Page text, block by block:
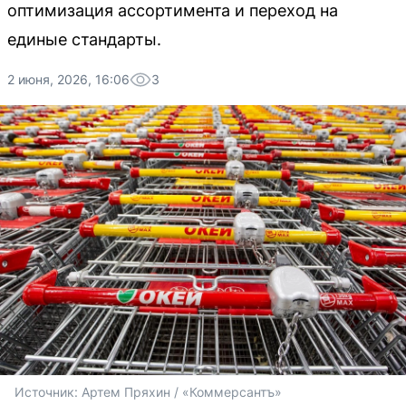
оптимизация ассортимента и переход на
единые стандарты.
2 июня, 2026, 16:06 3
Источник: Артем Пряхин / «Коммерсантъ»